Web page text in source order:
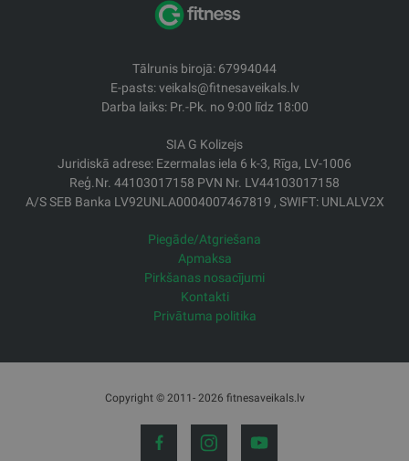
Tālrunis birojā: 67994044
E-pasts: veikals@fitnesaveikals.lv
Darba laiks: Pr.-Pk. no 9:00 līdz 18:00
SIA G Kolizejs
Juridiskā adrese: Ezermalas iela 6 k-3, Rīga, LV-1006
Reģ.Nr. 44103017158 PVN Nr. LV44103017158
A/S SEB Banka LV92UNLA0004007467819 , SWIFT: UNLALV2X
Piegāde/Atgriešana
Apmaksa
Pirkšanas nosacījumi
Kontakti
Privātuma politika
Copyright © 2011- 2026 fitnesaveikals.lv